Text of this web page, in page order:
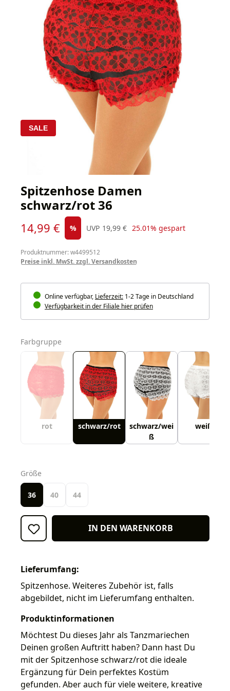
SALE
Spitzenhose Damen
schwarz/rot 36
Verkaufspreis:
14,99 € % UVP
Regulärer Preis:
19,99 € 25.01% gespart
Produktnummer: w4499512
Preise inkl. MwSt. zzgl. Versandkosten
Online verfügbar, Lieferzeit: 1-2 Tage in Deutschland
Verfügbarkeit in der Filiale hier prüfen
Farbgruppe
rot schwarz/rot
schwarz/wei
ß
weiß
Größe
36 40 44
IN DEN WARENKORB
Lieferumfang:
Spitzenhose. Weiteres Zubehör ist, falls
abgebildet, nicht im Lieferumfang enthalten.
Produktinformationen
Möchtest Du dieses Jahr als Tanzmariechen
Deinen großen Auftritt haben? Dann hast Du
mit der Spitzenhose schwarz/rot die ideale
Ergänzung für Dein perfektes Kostüm
gefunden. Aber auch für viele weitere, kreative